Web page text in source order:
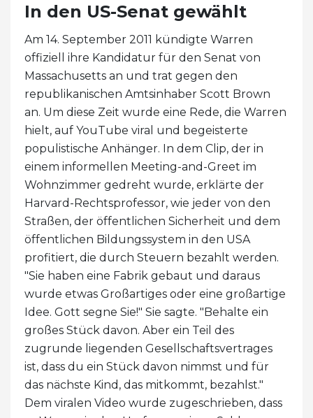
In den US-Senat gewählt
Am 14. September 2011 kündigte Warren
offiziell ihre Kandidatur für den Senat von
Massachusetts an und trat gegen den
republikanischen Amtsinhaber Scott Brown
an. Um diese Zeit wurde eine Rede, die Warren
hielt, auf YouTube viral und begeisterte
populistische Anhänger. In dem Clip, der in
einem informellen Meeting-and-Greet im
Wohnzimmer gedreht wurde, erklärte der
Harvard-Rechtsprofessor, wie jeder von den
Straßen, der öffentlichen Sicherheit und dem
öffentlichen Bildungssystem in den USA
profitiert, die durch Steuern bezahlt werden.
"Sie haben eine Fabrik gebaut und daraus
wurde etwas Großartiges oder eine großartige
Idee. Gott segne Sie!" Sie sagte. "Behalte ein
großes Stück davon. Aber ein Teil des
zugrunde liegenden Gesellschaftsvertrages
ist, dass du ein Stück davon nimmst und für
das nächste Kind, das mitkommt, bezahlst."
Dem viralen Video wurde zugeschrieben, dass